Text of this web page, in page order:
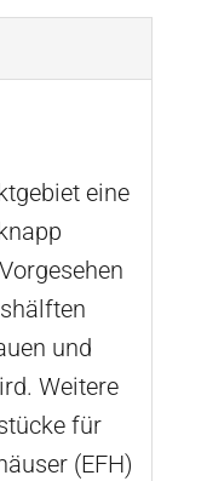
eine
und
Weitere
für
(EFH)